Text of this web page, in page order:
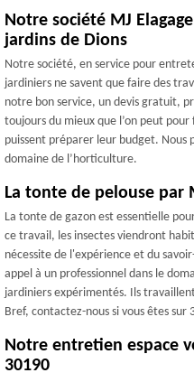
Notre société MJ
jardins de Dions
Notre société, en service pour
jardiniers ne savent que faire des
notre bon service, un devis gratuit,
toujours du mieux que l’on peut
puissent préparer leur budget. Nous
domaine de l’horticulture.
La tonte de pelouse par
La tonte de gazon est essentielle
ce travail, les insectes viendront
nécessite de l'expérience et du
appel à un professionnel dans le
jardiniers expérimentés. Ils
Bref, contactez-nous si vous êtes sur
Notre entretien espace
30190